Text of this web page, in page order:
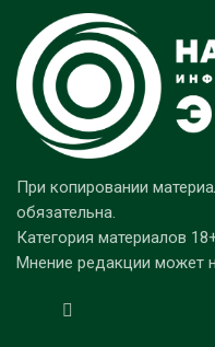
При копировании
обязательна.
Категория материалов
Мнение редакции может